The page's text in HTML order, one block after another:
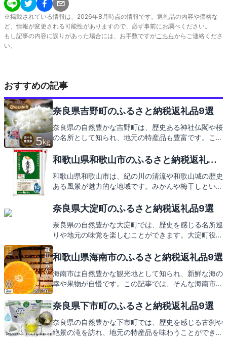
※掲載されている情報は、 2026年8 月時点の情報です。返礼品の内容や価格な
ど、情報が変更される可能性がありますので、必ず事前にお調べください。
もし記事の内容に誤りがあった場合には、お手数ですがこちらからご連絡くださ
い。
おすすめの記事
奈良県吉野町のふるさと納税返礼品9選
奈良県の自然豊かな吉野町は、歴史ある神社仏閣や桜
の名所として知られ、地元の特産品も豊富です。この
納税の返礼品にも期待が高まる内容となっておりま
和歌山県和歌山市のふるさと納税返礼品9
選
和歌山県和歌山市は、紀の川の清流や和歌山城の歴史
ある風景が魅力的な地域です。みかんや梅干しといっ
がふるさと納税の返礼品としても楽しめます。次は、
す。
奈良県大淀町のふるさと納税返礼品9選
奈良県の自然豊かな大淀町では、歴史を感じる名所巡
りや地元の味覚を楽しむことができます。大淀町役場
まっています。次は、そんな心躍る返礼品をご紹介い
和歌山県海南市のふるさと納税返礼品9選
海南市は自然豊かな観光地として知られ、新鮮な海の
幸や果物が自慢です。この記事では、そんな海南市の
ていきますので、どうぞお楽しみに。
奈良県下市町のふるさと納税返礼品9選
奈良県の自然豊かな下市町では、歴史を感じる古刹や
絶景の滝を訪れ、地元の特産品を味わうことができま